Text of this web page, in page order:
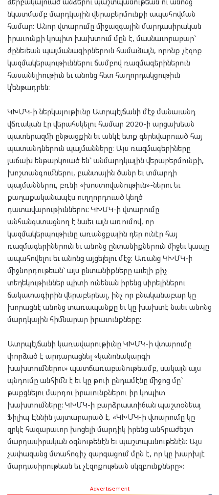
նկատմամբ մարդկային վերաբերմունքի ապահովման
համար: Անոր վտարումը միջազգային մարդասիրական
իրաւունքի կոպիտ խախտում մըն է, մասնաւորաբար`
ժընեւեան պայմանագիրներուն համաձայն, որոնք չէզոք
կազմակերպութիւններու ճամբով ռազմագերիներուն
հասանելիութիւն եւ անոնց հետ հաղորդակցութիւն
կ՛ենթադրեն:
ԿԽՄԿ-ի ներկայութիւնը Ատրպէյճանի մէջ մանաւանդ
վճռական էր վերահսկելու համար 2020-ի արցախեան
պատերազմի ընթացքին եւ անկէ ետք գերեվարուած հայ
պատանդներուն պայմանները: Այս ռազմագերիները
յաճախ ենթարկուած են` անմարդկային վերաբերմունքի,
խոշտանգումներու, բանտային ծանր եւ տմարդի
պայմաններու, բռնի «խոստովանութիւն»-ներու եւ
քաղաքականապէս ուղղորդուած կեղծ
դատավարութիւններու: ԿԽՄԿ-ի վտարումը
անհանգստացնող է նաեւ այն առումով, որ
կազմակերպութիւնը առանցքային դեր ունէր հայ
ռազմագերիներուն եւ անոնց ընտանիքներուն միջեւ կապը
ապահովելու եւ անոնց այցելելու մէջ: Առանց ԿԽՄԿ-ի
միջնորդութեան` այս ընտանիքները աւելի քիչ
տեղեկութիւններ պիտի ունենան իրենց սիրելիներու
ճակատագիրին վերաբերեալ, ինչ որ բնականաբար կը
խորացնէ անոնց տառապանքը եւ կը խախտէ նաեւ անոնց
մարդկային հիմնարար իրաւունքները:
Ատրպէյճանի կառավարութիւնը ԿԽՄԿ-ի վտարումը
փորձած է արդարացնել «կանոնակարգի
խախտումներու» պատճառաբանութեամբ, սակայն այս
պնդումը անհիմն է եւ կը թուի ընդամէնը միջոց մը`
թաքցնելու մարդու իրաւունքներու իր կոպիտ
խախտումները: ԿԽՄԿ-ի բարձրաստիճան պաշտօնեայ
Ֆիլիպ Էննին յայտարարած է. «ԿԽՄԿ-ի վտարումը կը
զրկէ հազարաւոր խոցելի մարդիկ իրենց անհրաժեշտ
մարդասիրական օգնութենէն եւ պաշտպանութենէն: Այս
չափազանց մտահոգիչ զարգացում մըն է, որ կը խարխլէ
մարդասիրութեան եւ չէզոքութեան սկզբունքները»:
Advertisement